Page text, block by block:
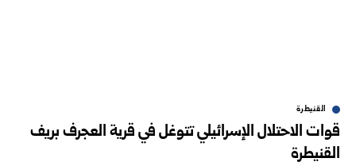
القنيطرة
قوات الاحتلال الإسرائيلي تتوغل في قرية العجرف بريف
القنيطرة